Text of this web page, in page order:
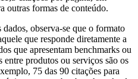
outras formas de conteúdo.
observa-se que o formato
que responde diretamente a
que apresentam benchmarks ou
produtos ou serviços são os
75 das 90 citações para